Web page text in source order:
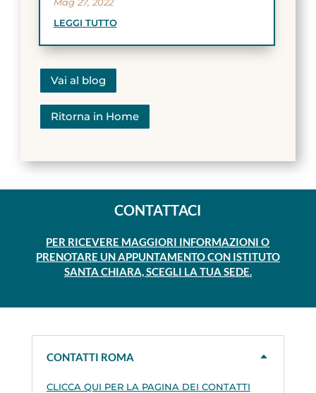
LEGGI TUTTO
Vai al blog
Ritorna in Home
CONTATTACI
PER RICEVERE MAGGIORI INFORMAZIONI O
PRENOTARE UN APPUNTAMENTO CON ISTITUTO
SANTA CHIARA, SCEGLI LA TUA SEDE.
CONTATTI ROMA
CLICCA QUI PER LA PAGINA DEI CONTATTI